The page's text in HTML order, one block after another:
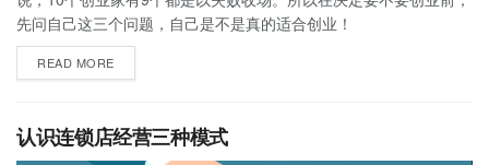
先问自己这三个问题，自己是不是真的适合创业！
READ MORE
认识连锁店经营三种模式